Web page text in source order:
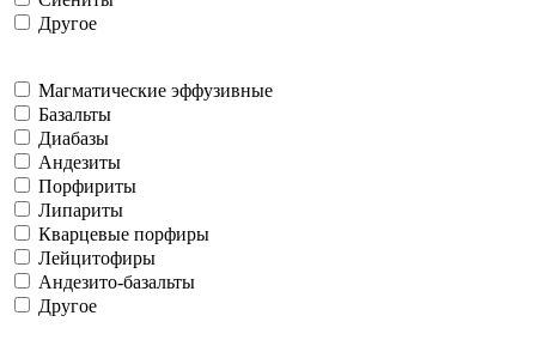
Другое
Магматические эффузивные
Базальты
Диабазы
Андезиты
Порфириты
Липариты
Кварцевые порфиры
Лейцитофиры
Андезито-базальты
Другое